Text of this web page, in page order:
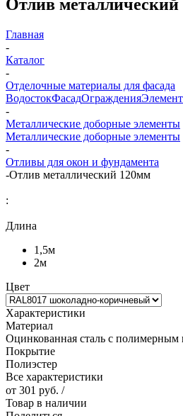
Отлив
Главная
-
Каталог
-
Отделочные материалы для фасада
ВодостокФасадОграждения
-
Металлические доборные элементы
Металлические доборные элементы
-
Отливы для окон и фундамента
-Отлив металлический 120мм
:
Длина
1,5м
2м
Цвет
Характеристики
Материал
Оцинкованная сталь с полимерным
Покрытие
Полиэстер
Все характеристики
от 301 руб. /
Товар в наличии